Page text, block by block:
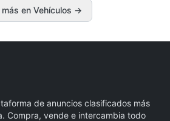
más en Vehículos →
de anuncios clasificados más
Compra, vende e intercambia todo